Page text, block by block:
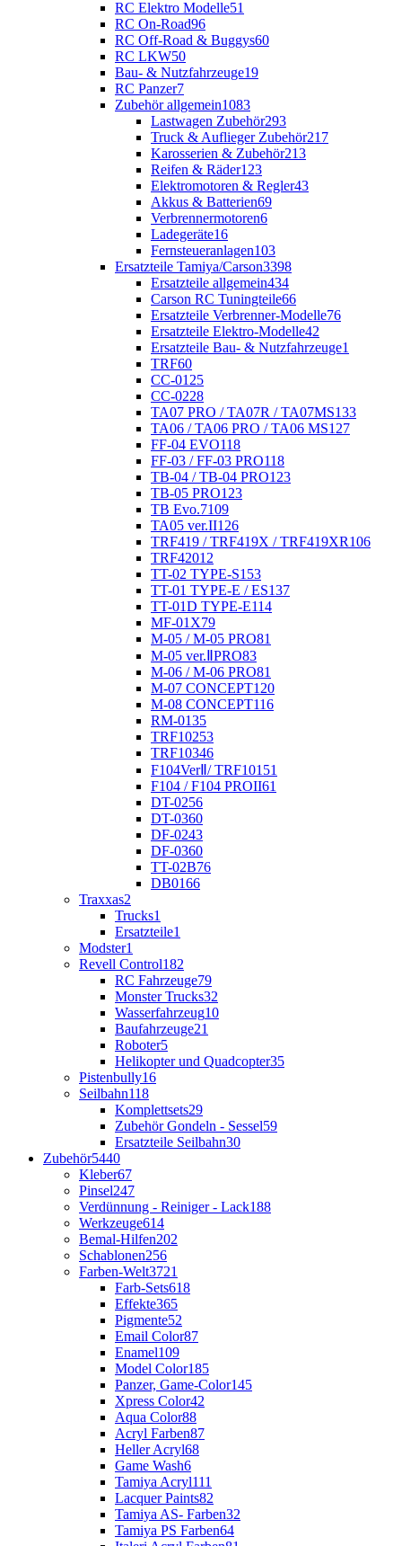
RC Elektro Modelle51
RC On-Road96
RC Off-Road & Buggys60
RC LKW50
Bau- & Nutzfahrzeuge19
RC Panzer7
Zubehör allgemein1083
Lastwagen Zubehör293
Truck & Auflieger Zubehör217
Karosserien & Zubehör213
Reifen & Räder123
Elektromotoren & Regler43
Akkus & Batterien69
Verbrennermotoren6
Ladegeräte16
Fernsteueranlagen103
Ersatzteile Tamiya/Carson3398
Ersatzteile allgemein434
Carson RC Tuningteile66
Ersatzteile Verbrenner-Modelle76
Ersatzteile Elektro-Modelle42
Ersatzteile Bau- & Nutzfahrzeuge1
TRF60
CC-01 25
CC-0228
TA07 PRO / TA07R / TA07MS133
TA06 / TA06 PRO / TA06 MS127
FF-04 EVO118
FF-03 / FF-03 PRO118
TB-04 / TB-04 PRO123
TB-05 PRO123
TB Evo.7109
TA05 ver.II126
TRF419 / TRF419X / TRF419XR106
TRF42012
TT-02 TYPE-S153
TT-01 TYPE-E / ES137
TT-01D TYPE-E114
MF-01X79
M-05 / M-05 PRO81
M-05 ver.ⅡPRO83
M-06 / M-06 PRO81
M-07 CONCEPT120
M-08 CONCEPT116
RM-0135
TRF10253
TRF10346
F104VerⅡ/ TRF101 51
F104 / F104 PROII61
DT-0256
DT-0360
DF-0243
DF-0360
TT-02B76
DB0166
Traxxas2
Trucks1
Ersatzteile1
Modster1
Revell Control182
RC Fahrzeuge79
Monster Trucks32
Wasserfahrzeug10
Baufahrzeuge21
Roboter5
Helikopter und Quadcopter35
Pistenbully16
Seilbahn118
Komplettsets29
Zubehör Gondeln - Sessel59
Ersatzteile Seilbahn30
Zubehör5440
Kleber67
Pinsel247
Verdünnung - Reiniger - Lack188
Werkzeuge614
Bemal-Hilfen202
Schablonen256
Farben-Welt3721
Farb-Sets618
Effekte365
Pigmente52
Email Color87
Enamel109
Model Color185
Panzer, Game-Color145
Xpress Color42
Aqua Color88
Acryl Farben87
Heller Acryl68
Game Wash6
Tamiya Acryl111
Lacquer Paints82
Tamiya AS- Farben32
Tamiya PS Farben64